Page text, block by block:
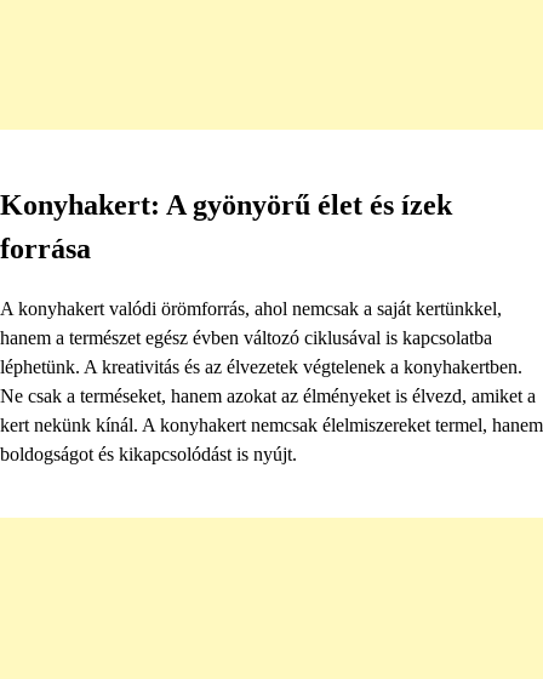
Konyhakert: A gyönyörű élet és ízek
forrása
A konyhakert valódi örömforrás, ahol nemcsak a saját kertünkkel,
hanem a természet egész évben változó ciklusával is kapcsolatba
léphetünk. A kreativitás és az élvezetek végtelenek a konyhakertben.
Ne csak a terméseket, hanem azokat az élményeket is élvezd, amiket a
kert nekünk kínál. A konyhakert nemcsak élelmiszereket termel, hanem
boldogságot és kikapcsolódást is nyújt.